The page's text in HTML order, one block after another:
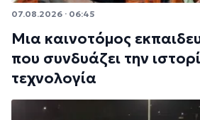
07.08.2026 · 06:45
Μια καινοτόμος
που συνδυάζει την
τεχνολογία